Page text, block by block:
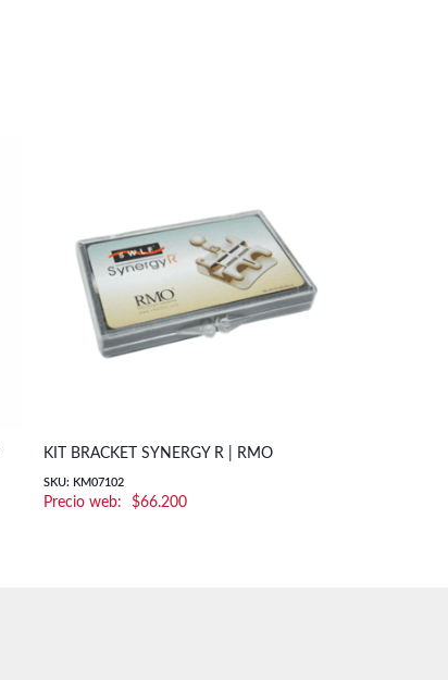
KIT BRACKET SYNERGY R | RMO
SKU: KM07102
$66.200